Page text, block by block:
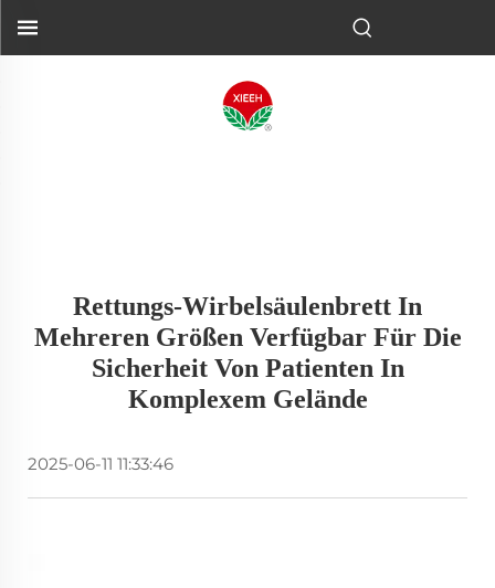
Rettungs-Wirbelsäulenbrett In
Mehreren Größen Verfügbar Für Die
Sicherheit Von Patienten In
Komplexem Gelände
2025-06-11 11:33:46